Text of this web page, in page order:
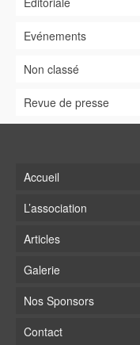
Evénements
Non classé
Revue de presse
Accueil
L’association
Articles
Galerie
Nos Sponsors
Contact